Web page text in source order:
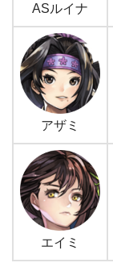
ASルイナ
アザミ
エイミ